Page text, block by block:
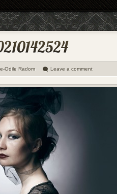
Odile Radom Leave a comment